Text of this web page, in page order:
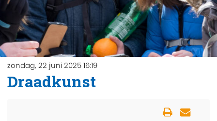
zondag, 22 juni 2025 16:19
Draadkunst